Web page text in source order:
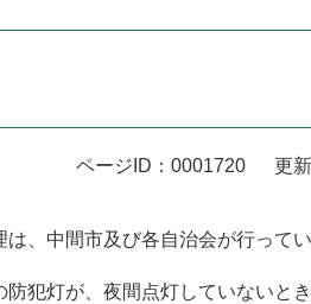
ページID：0001720 更
、中間市及び各自治会が行ってい
防犯灯が、夜間点灯していないと